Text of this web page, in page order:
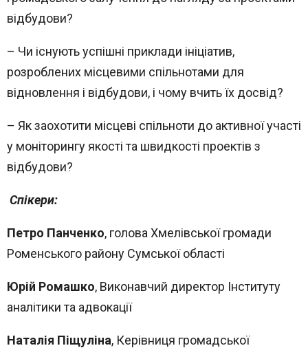
відбудови?
– Чи існують успішні приклади ініціатив,
розроблених місцевими спільнотами для
відновлення і відбудови, і чому вчить їх досвід?
– Як заохотити місцеві спільноти до активної участі
у моніторингу якості та швидкості проектів з
відбудови?
Спікери:
Петро Панченко, голова Хмелівської громади
Роменського району Сумської області
Юрій Ромашко, Виконавчий директор Інституту
аналітики та адвокації
Наталія Піщуліна, Керівниця громадської